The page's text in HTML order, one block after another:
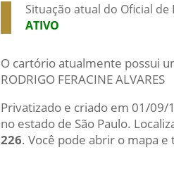
Situação atual do Oficial de
ATIVO
O cartório atualmente possui
RODRIGO FERACINE ALVARES
Privatizado e criado em 01/09/
no estado de São Paulo.
226. Você pode abrir o mapa